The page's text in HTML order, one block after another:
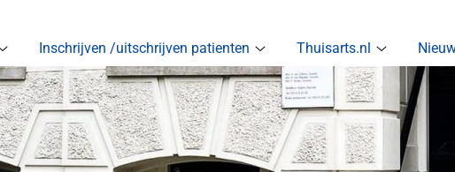
Praktijkinformatie
submenu
Inschrijven /uitschrijven patienten
Inschrijven
/uitschrijven
patienten
submenu
Thuisarts.nl
Thuisarts.nl
submenu